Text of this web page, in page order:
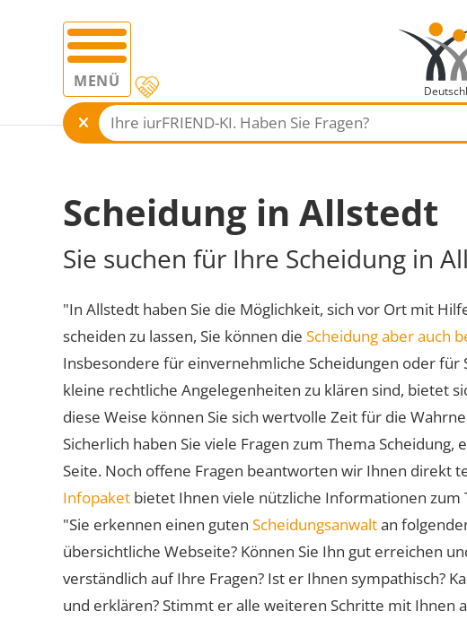
MENÜ
Scheidung in Allstedt
Sie suchen für Ihre Scheidung in
"In Allstedt haben Sie die Möglichkeit, sich vor Ort mit
scheiden zu lassen, Sie können die Scheidung aber auch
Insbesondere für einvernehmliche Scheidungen oder für
kleine rechtliche Angelegenheiten zu klären sind, bietet
diese Weise können Sie sich wertvolle Zeit für die
Sicherlich haben Sie viele Fragen zum Thema
Seite. Noch offene Fragen beantworten wir Ihnen direkt
Infopaket bietet Ihnen viele nützliche Informationen zum
"Sie erkennen einen guten Scheidungsanwaltan
übersichtliche Webseite? Können Sie Ihn gut erreichen
verständlich auf Ihre Fragen? Ist er Ihnen sympathisch?
und erklären? Stimmt er alle weiteren Schritte mit Ihnen